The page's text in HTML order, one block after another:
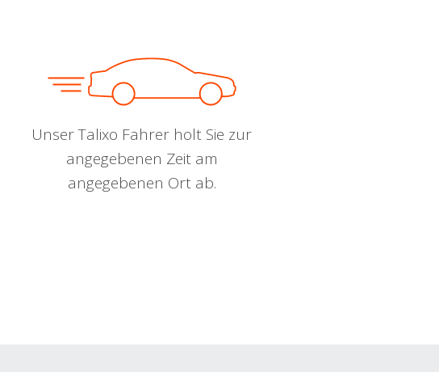
Unser Talixo Fahrer holt Sie zur
angegebenen Zeit am
angegebenen Ort ab.